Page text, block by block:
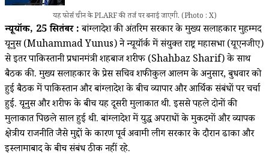
यह फोर्स चीन के PLARF की तर्ज पर बनाई जाएगी. (Photo : X)
न्यूयॉर्क, 25 सितंबर :बांग्लादेश की अंतरिम सरकार के मुख्य सलाहकार मुहम्मद
यूनुस (Muhammad Yunus) ने न्यूयॉर्क में संयुक्त राष्ट्र महासभा (यूएनजीए)
से इतर पाकिस्तानी प्रधानमंत्री शहबाज शरीफ (Shahbaz Sharif) के साथ
बैठक की. मुख्य सलाहकार के प्रेस सचिव शफीकुल आलम के अनुसार, बुधवार को
हुई बैठक में पाकिस्तान और बांग्लादेश के बीच व्यापार और आर्थिक संबंधों पर चर्चा
हुई. यूनुस और शरीफ के बीच यह दूसरी मुलाकात थी. इससे पहले दोनों की
मुलाकात पिछले साल हुई थी. बांग्लादेश में युद्ध अपराधों के मुकदमों और व्यापक
क्षेत्रीय राजनीति जैसे मुद्दों के कारण पूर्व अवामी लीग सरकार के दौरान ढाका और
इस्लामाबाद के बीच संबंध ठीक नहीं रहे.